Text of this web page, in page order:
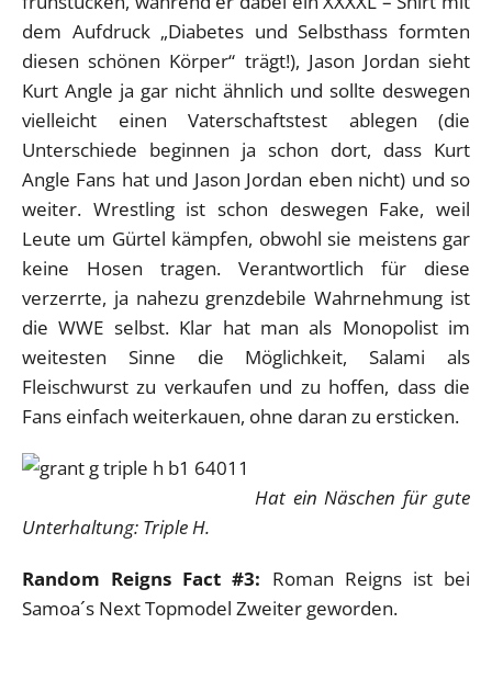
dem Aufdruck „Diabetes und Selbsthass formten
diesen schönen Körper“ trägt!), Jason Jordan sieht
Kurt Angle ja gar nicht ähnlich und sollte deswegen
vielleicht einen Vaterschaftstest ablegen (die
Unterschiede beginnen ja schon dort, dass Kurt
Angle Fans hat und Jason Jordan eben nicht) und so
weiter. Wrestling ist schon deswegen Fake, weil
Leute um Gürtel kämpfen, obwohl sie meistens gar
keine Hosen tragen. Verantwortlich für diese
verzerrte, ja nahezu grenzdebile Wahrnehmung ist
die WWE selbst. Klar hat man als Monopolist im
weitesten Sinne die Möglichkeit, Salami als
Fleischwurst zu verkaufen und zu hoffen, dass die
Fans einfach weiterkauen, ohne daran zu ersticken.
Hat ein Näschen für gute
Unterhaltung: Triple H.
Random Reigns Fact #3: Roman Reigns ist bei
Samoa´s Next Topmodel Zweiter geworden.